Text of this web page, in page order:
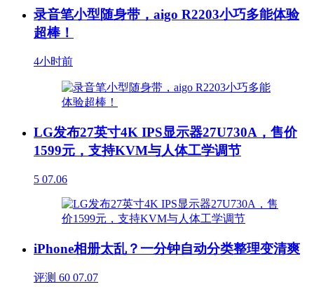
录音笔小型随身带，aigo R2203小巧多能体验
超棒！
4小时前
LG发布27英寸4K IPS显示器27U730A，售价
1599元，支持KVM与人体工学调节
5 07.06
iPhone相册太乱？一分钟自动分类整理变清爽
评测 60 07.07